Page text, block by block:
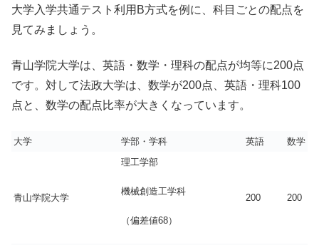
大学入学共通テスト利用B方式を例に、科目ごとの配点を
見てみましょう。
青山学院大学は、英語・数学・理科の配点が均等に200点
です。対して法政大学は、数学が200点、英語・理科100
点と、数学の配点比率が大きくなっています。
大学 学部・学科 英語 数学
青山学院大学
理工学部
機械創造工学科
（偏差値68）
200 200